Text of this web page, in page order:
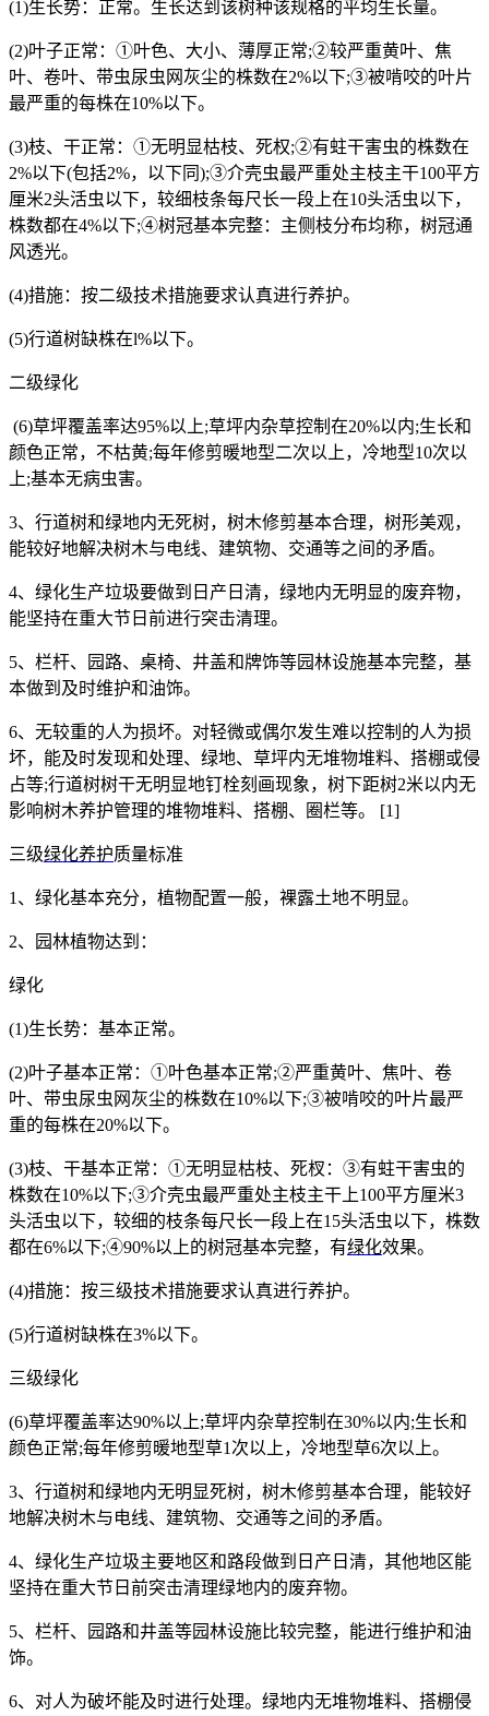
(1)生长势：正常。生长达到该树种该规格的平均生长量。
(2)叶子正常：①叶色、大小、薄厚正常;②较严重黄叶、焦
叶、卷叶、带虫尿虫网灰尘的株数在2%以下;③被啃咬的叶片
最严重的每株在10%以下。
(3)枝、干正常：①无明显枯枝、死权;②有蛀干害虫的株数在
2%以下(包括2%，以下同);③介壳虫最严重处主枝主干100平方
厘米2头活虫以下，较细枝条每尺长一段上在10头活虫以下，
株数都在4%以下;④树冠基本完整：主侧枝分布均称，树冠通
风透光。
(4)措施：按二级技术措施要求认真进行养护。
(5)行道树缺株在l%以下。
二级绿化
(6)草坪覆盖率达95%以上;草坪内杂草控制在20%以内;生长和
颜色正常，不枯黄;每年修剪暖地型二次以上，冷地型10次以
上;基本无病虫害。
3、行道树和绿地内无死树，树木修剪基本合理，树形美观，
能较好地解决树木与电线、建筑物、交通等之间的矛盾。
4、绿化生产垃圾要做到日产日清，绿地内无明显的废弃物，
能坚持在重大节日前进行突击清理。
5、栏杆、园路、桌椅、井盖和牌饰等园林设施基本完整，基
本做到及时维护和油饰。
6、无较重的人为损坏。对轻微或偶尔发生难以控制的人为损
坏，能及时发现和处理、绿地、草坪内无堆物堆料、搭棚或侵
占等;行道树树干无明显地钉栓刻画现象，树下距树2米以内无
影响树木养护管理的堆物堆料、搭棚、圈栏等。
[1]
三级绿化养护质量标准
1 、绿化基本充分，植物配置一般，裸露土地不明显。
2、园林植物达到：
绿化
(1)生长势：基本正常。
(2)叶子基本正常：①叶色基本正常;②严重黄叶、焦叶、卷
叶、带虫尿虫网灰尘的株数在10%以下;③被啃咬的叶片最严
重的每株在20%以下。
(3)枝、干基本正常：①无明显枯枝、死杈：③有蛀干害虫的
株数在10%以下;③介壳虫最严重处主枝主干上100平方厘米3
头活虫以下，较细的枝条每尺长一段上在15头活虫以下，株数
都在6%以下;④90%以上的树冠基本完整，有绿化效果。
(4)措施：按三级技术措施要求认真进行养护。
(5)行道树缺株在3%以下。
三级绿化
(6)草坪覆盖率达90%以上;草坪内杂草控制在30%以内;生长和
颜色正常;每年修剪暖地型草1 次以上，冷地型草6次以上。
3、行道树和绿地内无明显死树，树木修剪基本合理，能较好
地解决树木与电线、建筑物、交通等之间的矛盾。
4、绿化生产垃圾主要地区和路段做到日产日清，其他地区能
坚持在重大节日前突击清理绿地内的废弃物。
5、栏杆、园路和井盖等园林设施比较完整，能进行维护和油
饰。
6、对人为破坏能及时进行处理。绿地内无堆物堆料、搭棚侵